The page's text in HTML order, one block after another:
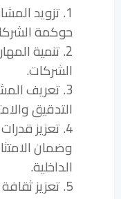
1. تزويد
حوكمة
2. تنمية
الشركات.
3. تعريف
التدقيق
4. تعزيز
وضمان
الداخلية.
5. تعزيز ثقافة الحكم الرشيد داخل المنظمات.